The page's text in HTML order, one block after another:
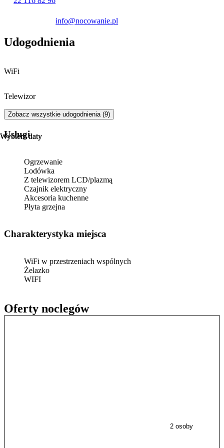
info@nocowanie.pl
Wybierz daty
Oferty noclegów
Wybierz daty
2 osoby
Udogodnienia
WiFi
Telewizor
Zobacz wszystkie udogodnienia (9)
Usługi
Ogrzewanie
Lodówka
Z telewizorem LCD/plazmą
Czajnik elektryczny
Akcesoria kuchenne
Płyta grzejna
Charakterystyka miejsca
WiFi w przestrzeniach wspólnych
Żelazko
WIFI